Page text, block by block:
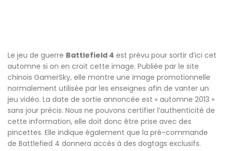
Le jeu de guerre Battlefield 4 est prévu pour sortir d’ici cet
automne si on en croit cette image. Publiée par le site
chinois GamerSky, elle montre une image promotionnelle
normalement utilisée par les enseignes afin de vanter un
jeu vidéo. La date de sortie annoncée est « automne 2013 »
sans jour précis. Nous ne pouvons certifier l’authenticité de
cette information, elle doit donc être prise avec des
pincettes. Elle indique également que la pré-commande
de Battlefied 4 donnera accès à des dogtags exclusifs.